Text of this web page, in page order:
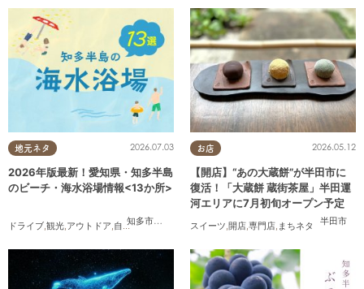
地元ネタ
知多市
,常滑市 美浜町 南知多町
2026.07.03
2026年版最新！愛知県・知多半島
のビーチ・海水浴場情報<13か所>
ドライブ 観光 アウトドア 自然 ,まちネタ 季節ネタ ,まとめ記事,親子 家族,カップル,友人
お店
半田市
2026.05.12
【開店】“あの大蔵餅”が半田市に
復活！「大蔵餅 蔵街茶屋」半田運
河エリアに7月初旬オープン予定
スイーツ 開店 専門店 まちネタ